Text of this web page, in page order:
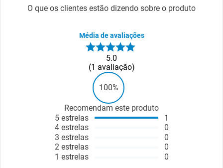
O que os clientes estão dizendo sobre o produto
Média de avaliações
5.0
1 avaliação
100%
Recomendam este produto
5 estrelas
4 estrelas
3 estrelas
2 estrelas
1 estrelas
1
0
0
0
0